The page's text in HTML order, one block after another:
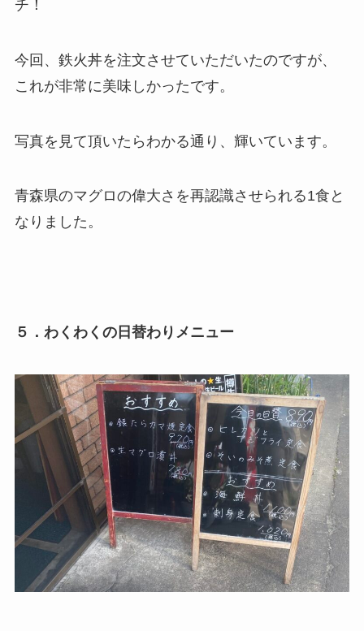
チ！
今回、鉄火丼を注文させていただいたのですが、
これが非常に美味しかったです。
写真を見て頂いたらわかる通り、輝いています。
青森県のマグロの偉大さを再認識させられる1食と
なりました。
５．わくわくの日替わりメニュー